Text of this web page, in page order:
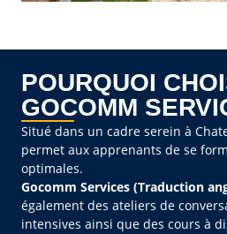
POURQUOI
GOCOMM
Situé dans un cadre serein à
permet aux apprenants de se
optimales.
Gocomm Services (Traduction
également des ateliers de
intensives ainsi que des cours à